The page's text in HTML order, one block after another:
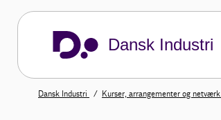
Dansk Industri
Dansk Industri Kurser, arrangementer og netværk